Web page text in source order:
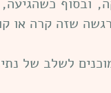
ובסוף
שזה קרה או
לשלב של